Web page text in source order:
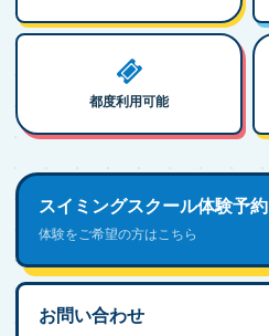
都度利用可能
スイミングスクール体験予約
体験をご希望の方はこちら
お問い合わせ